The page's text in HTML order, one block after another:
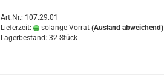
Art.Nr.: 107.29.01
Lieferzeit:
solange Vorrat (Ausland abweichend)
Lagerbestand: 32 Stück